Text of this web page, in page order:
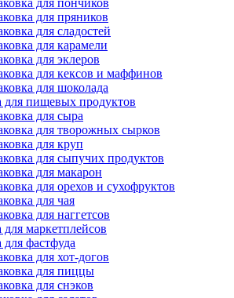
для пончиков
для пряников
для сладостей
для карамели
для эклеров
для кексов и маффинов
для шоколада
для пищевых продуктов
для сыра
для творожных сырков
для круп
для сыпучих продуктов
для макарон
для орехов и сухофруктов
для чая
для наггетсов
для маркетплейсов
для фастфуда
для хот-догов
для пиццы
для снэков